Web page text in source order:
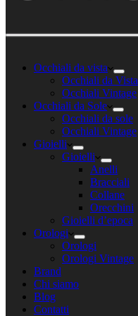
Occhiali da vista
Occhiali da Vista
Occhiali Vintage
Occhiali da Sole
Occhiali da sole
Occhiali Vintage
Gioielli
Gioielli
Anelli
Bracciali
Collane
Orecchini
Gioielli d’epoca
Orologi
Orologi
Orologi Vintage
Brand
Chi siamo
Blog
Contatti